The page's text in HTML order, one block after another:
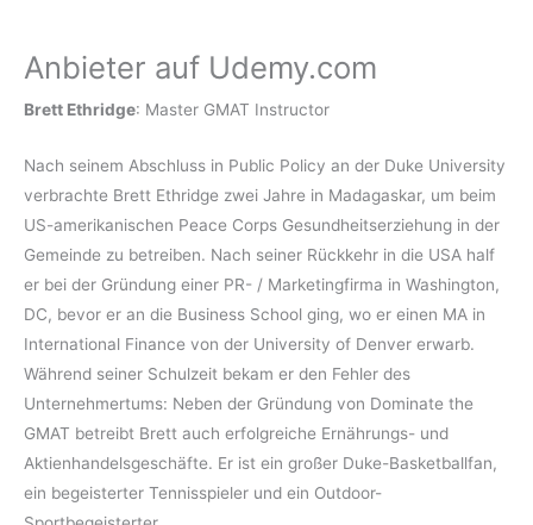
Anbieter auf Udemy.com
Brett Ethridge: Master GMAT Instructor
Nach seinem Abschluss in Public Policy an der Duke University
verbrachte Brett Ethridge zwei Jahre in Madagaskar, um beim
US-amerikanischen Peace Corps Gesundheitserziehung in der
Gemeinde zu betreiben. Nach seiner Rückkehr in die USA half
er bei der Gründung einer PR- / Marketingfirma in Washington,
DC, bevor er an die Business School ging, wo er einen MA in
International Finance von der University of Denver erwarb.
Während seiner Schulzeit bekam er den Fehler des
Unternehmertums: Neben der Gründung von Dominate the
GMAT betreibt Brett auch erfolgreiche Ernährungs- und
Aktienhandelsgeschäfte. Er ist ein großer Duke-Basketballfan,
ein begeisterter Tennisspieler und ein Outdoor-